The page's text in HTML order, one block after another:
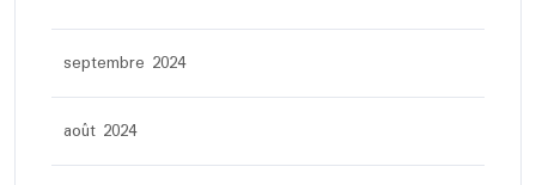
septembre 2024
août 2024